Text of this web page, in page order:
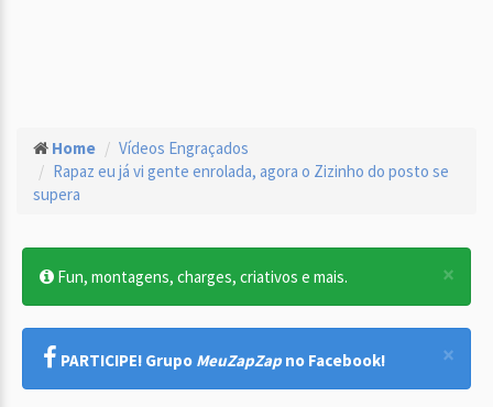
Home
Vídeos Engraçados
Rapaz eu já vi gente enrolada, agora o Zizinho do posto se
supera
×
Fun, montagens, charges, criativos e mais.
×
PARTICIPE! Grupo MeuZapZap no Facebook!